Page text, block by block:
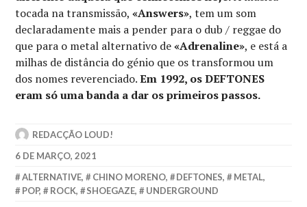
tocada na transmissão,«Answers», tem um som
declaradamente mais a pender para o dub / reggae do
que para o metal alternativo de«Adrenaline», e está a
milhas de distância do génio que os transformou um
dos nomes reverenciado.Em 1992, os DEFTONES
eram só uma banda a dar os primeiros passos.
REDACÇÃO LOUD!
6 DE MARÇO, 2021
ALTERNATIVE, CHINO MORENO, DEFTONES, METAL,
POP, ROCK, SHOEGAZE, UNDERGROUND